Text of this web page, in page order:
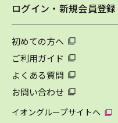
ログイン・新規会員登録
初めての方へ
ご利用ガイド
よくある質問
お問い合わせ
イオングループサイトへ